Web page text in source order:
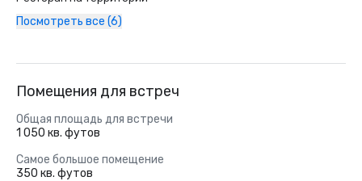
Посмотреть все (6)
Помещения для встреч
Общая площадь для встречи
1 050 кв. футов
Самое большое помещение
350 кв. футов